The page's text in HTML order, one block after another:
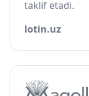
taklif etadi.
lotin.uz